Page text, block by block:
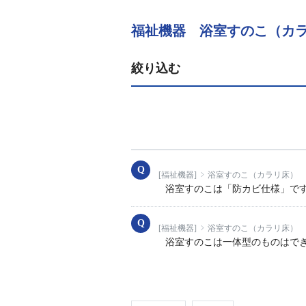
福祉機器 浴室すのこ（カラ
絞り込む
[福祉機器] 浴室すのこ（カラリ床）
浴室すのこは「防カビ仕様」で
[福祉機器] 浴室すのこ（カラリ床）
浴室すのこは一体型のものはで